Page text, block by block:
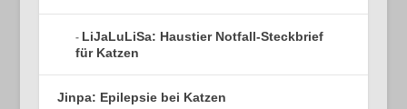
LiJaLuLiSa: Haustier Notfall-Steckbrief
für Katzen
Jinpa: Epilepsie bei Katzen